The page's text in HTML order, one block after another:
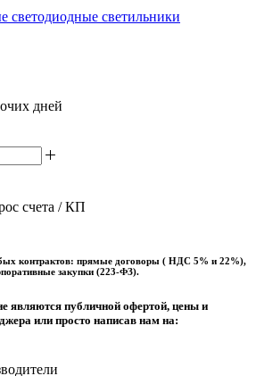
светодиодные светильники
дней
счета / КП
контрактов: прямые договоры ( НДС 5% и 22%),
закупки (223-ФЗ).
являются публичной офертой, цены и
или просто написав нам на: